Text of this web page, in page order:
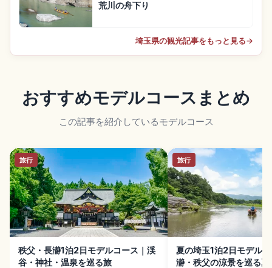
荒川の舟下り
埼玉県の観光記事をもっと見る→
おすすめモデルコースまとめ
この記事を紹介しているモデルコース
旅行
秩父・長瀞1泊2日モデルコース｜渓
谷・神社・温泉を巡る旅
旅行
夏の埼玉1泊2日モデル
瀞・秩父の涼景を巡る夏